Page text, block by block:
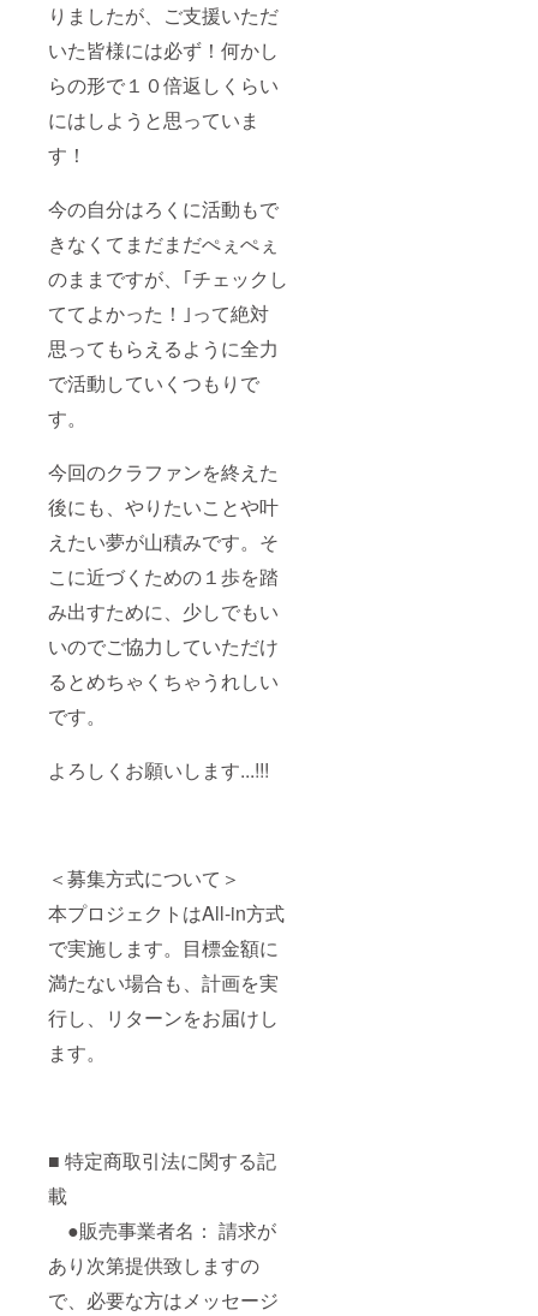
りましたが、ご支援いただ
いた皆様には必ず！何かし
らの形で１０倍返しくらい
にはしようと思っていま
す！
今の自分はろくに活動もで
きなくてまだまだぺぇぺぇ
のままですが、｢チェックし
ててよかった！｣って絶対
思ってもらえるように全力
で活動していくつもりで
す。
今回のクラファンを終えた
後にも、やりたいことや叶
えたい夢が山積みです。そ
こに近づくための１歩を踏
み出すために、少しでもい
いのでご協力していただけ
るとめちゃくちゃうれしい
です。
よろしくお願いします...!!!
＜募集方式について＞
本プロジェクトはAll-in方式
で実施します。目標金額に
満たない場合も、計画を実
行し、リターンをお届けし
ます。
■ 特定商取引法に関する記
載
●販売事業者名： 請求が
あり次第提供致しますの
で、必要な方はメッセージ